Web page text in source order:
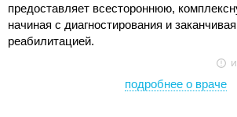
предоставляет всестороннюю,
начиная с диагностирования и
реабилитацией.
подробнее о враче